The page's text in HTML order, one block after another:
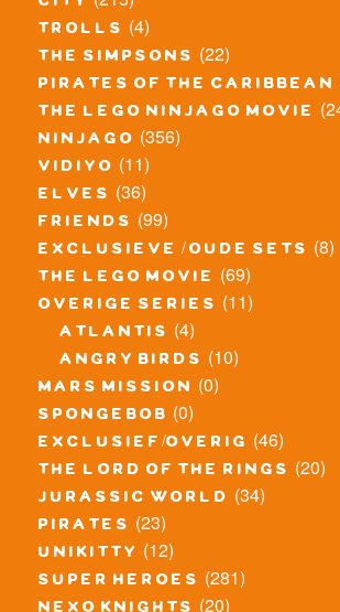
trolls (4)
the simpsons (22)
pirates of the caribbean
the lego ninjago movie
ninjago (356)
vidiyo (11)
elves (36)
friends (99)
exclusieve / oude sets (8)
the lego movie (69)
overige series (11)
atlantis (4)
angry birds (10)
mars mission (0)
spongebob (0)
exclusief/overig (46)
the lord of the rings (20)
jurassic world (34)
pirates (23)
unikitty (12)
super heroes (281)
(20)